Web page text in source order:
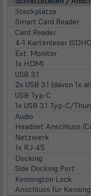
Steckplätze
Smart Card Reader
Card Reader
4-1 Kartenleser
Ext. Monitor
1x HDMI
USB 3.1
2x USB 3.1 (davon 1x
USB Typ-C
1x USB 3.1 Typ-C/
Audio
Headset Anschluss
Netzwerk
1x RJ-45
Docking
Side Docking Port
Kensington Lock
Anschluss für